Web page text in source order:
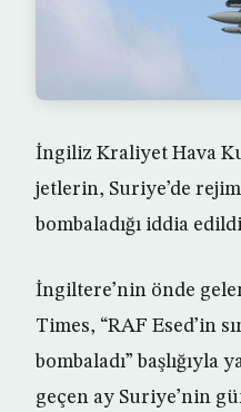
İngiliz Kraliyet Hava
jetlerin, Suriye’de
bombaladığı iddia
İngiltere’nin önde
Times, “RAF Esed’in
bombaladı” başlığıyla
geçen ay Suriye’nin